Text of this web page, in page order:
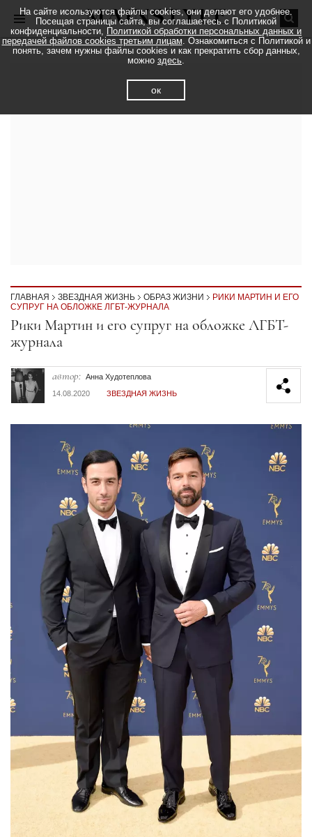
ГЛАВНАЯ ЗВЕЗДНАЯ ЖИЗНЬ ОБРАЗ ЖИЗНИ
РИКИ МАРТИН И ЕГО
СУПРУГ НА ОБЛОЖКЕ ЛГБТ-ЖУРНАЛА
Секция статей
Рики Мартин и его супруг на обложке ЛГБТ-
журнала
автор: Анна Худотеплова
14.08.2020
ЗВЕЗДНАЯ ЖИЗНЬ
На сайте исользуются файлы cookies, они делают его удобнее.
Посещая страницы сайта, вы соглашаетесь с Политикой
конфиденциальности, Политикой обработки персональных данных и
передачей файлов cookies третьим лицам. Ознакомиться с Политикой и
понять, зачем нужны файлы cookies и как прекратить сбор данных,
можно здесь.
ок